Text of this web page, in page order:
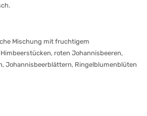
Mischung mit fruchtigem
roten Johannisbeeren,
Johannisbeerblättern, Ringelblumenblüten